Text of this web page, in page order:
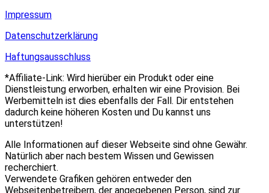
Impressum
Datenschutzerklärung
Haftungsausschluss
*Affiliate-Link: Wird hierüber ein Produkt oder eine
Dienstleistung erworben, erhalten wir eine Provision. Bei
Werbemitteln ist dies ebenfalls der Fall. Dir entstehen
dadurch keine höheren Kosten und Du kannst uns
unterstützen!
Alle Informationen auf dieser Webseite sind ohne Gewähr.
Natürlich aber nach bestem Wissen und Gewissen
recherchiert.
Verwendete Grafiken gehören entweder den
Webseitenbetreibern, der angegebenen Person, sind zur